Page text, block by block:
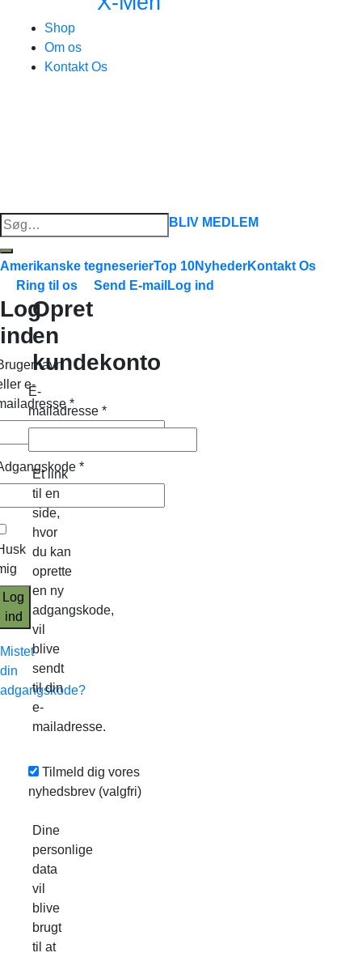
Shop
Om os
Kontakt Os
Søg
efter:
BLIV MEDLEM
Amerikanske tegneserierTop 10NyhederKontakt Os
Ring til os
Send E-mail Log ind
Log
ind
e-
*
*
Log
ind
Mistet
din
adgangskode?
Opret
en
kundekonto
E-
mailadresse *
Et link
til en
side,
hvor
du kan
oprette
en ny
adgangskode,
vil
blive
sendt
til din
e-
mailadresse.
Tilmeld dig vores
nyhedsbrev (valgfri)
Dine
personlige
data
vil
blive
brugt
til at